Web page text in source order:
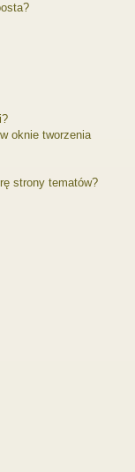
oknie tworzenia
strony tematów?